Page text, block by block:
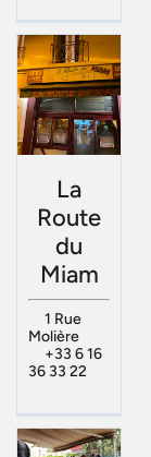
La
Route
du
Miam
1 Rue
Molière
+33 6 16
36 33 22